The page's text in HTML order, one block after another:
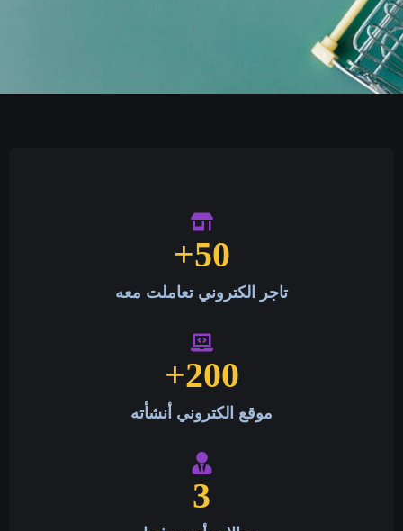
تاجر الكتروني تعاملت معه
50
+
موقع الكتروني أنشأته
200
+
3